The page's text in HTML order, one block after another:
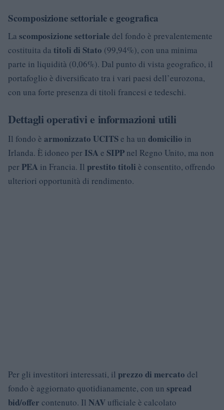
Scomposizione settoriale e geografica
La scomposizione settoriale del fondo è prevalentemente
costituita da titoli di Stato (99,94%), con una minima
parte in liquidità (0,06%). Dal punto di vista geografico, il
portafoglio è diversificato tra i vari paesi dell’eurozona,
con una forte presenza di titoli francesi e tedeschi.
Dettagli operativi e informazioni utili
Il fondo è armonizzato UCITSe ha un domicilio in
Irlanda. È idoneo per ISA e SIPP nel Regno Unito, ma non
per PEA in Francia. Il prestito titoli è consentito, offrendo
ulteriori opportunità di rendimento.
Per gli investitori interessati, il prezzo di mercato del
fondo è aggiornato quotidianamente, con un spread
bid/offer contenuto. Il NAV ufficiale è calcolato